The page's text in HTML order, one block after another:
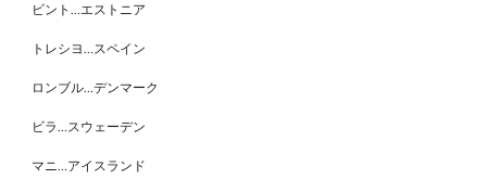
ビント…エストニア
トレシヨ…スペイン
ロンブル…デンマーク
ビラ…スウェーデン
マニ…アイスランド